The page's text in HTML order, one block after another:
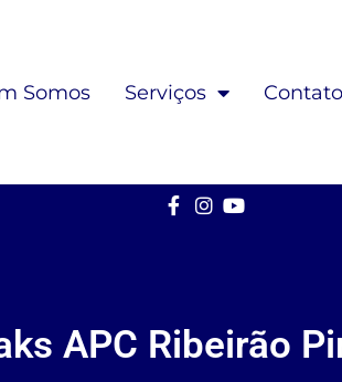
Somos Serviços Contato
APC Ribeirão